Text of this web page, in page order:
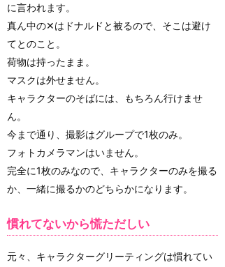
に言われます。
真ん中の✕はドナルドと被るので、そこは避け
てとのこと。
荷物は持ったまま。
マスクは外せません。
キャラクターのそばには、もちろん行けませ
ん。
今まで通り、撮影はグループで1枚のみ。
フォトカメラマンはいません。
完全に1枚のみなので、キャラクターのみを撮る
か、一緒に撮るかのどちらかになります。
慣れてないから慌ただしい
元々、キャラクターグリーティングは慣れてい